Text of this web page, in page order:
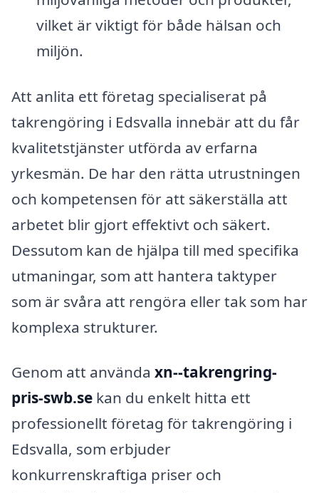
vilket är viktigt för både hälsan och
miljön.
Att anlita ett företag specialiserat på
takrengöring i Edsvalla innebär att du får
kvalitetstjänster utförda av erfarna
yrkesmän. De har den rätta utrustningen
och kompetensen för att säkerställa att
arbetet blir gjort effektivt och säkert.
Dessutom kan de hjälpa till med specifika
utmaningar, som att hantera taktyper
som är svåra att rengöra eller tak som har
komplexa strukturer.
Genom att använda xn--takrengring-
pris-swb.se kan du enkelt hitta ett
professionellt företag för takrengöring i
Edsvalla, som erbjuder
konkurrenskraftiga priser och